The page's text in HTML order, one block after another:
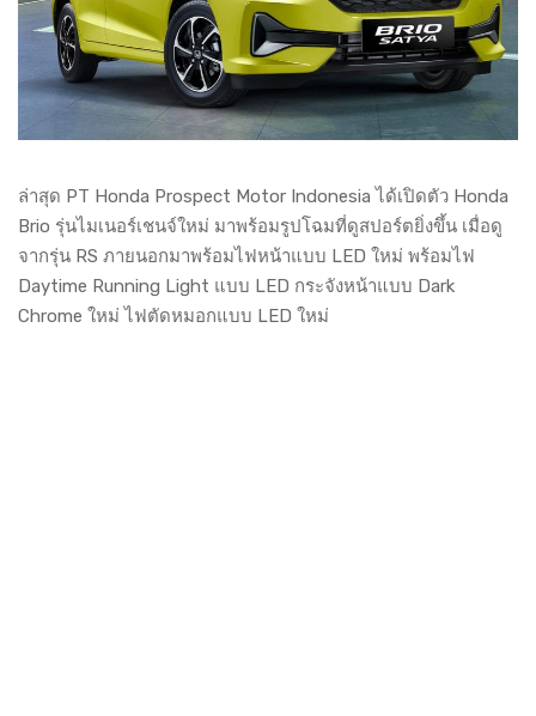
ล่าสุด PT Honda Prospect Motor Indonesia ได้เปิดตัว Honda
Brio รุ่นไมเนอร์เชนจ์ใหม่ มาพร้อมรูปโฉมที่ดูสปอร์ตยิ่งขึ้น เมื่อดู
จากรุ่น RS ภายนอกมาพร้อมไฟหน้าแบบ LED ใหม่ พร้อมไฟ
Daytime Running Light แบบ LED กระจังหน้าแบบ Dark
Chrome ใหม่ ไฟตัดหมอกแบบ LED ใหม่